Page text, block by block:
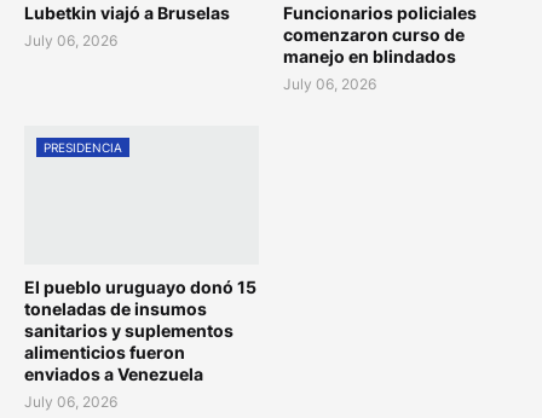
Lubetkin viajó a Bruselas
July 06, 2026
Funcionarios policiales
comenzaron curso de
manejo en blindados
July 06, 2026
PRESIDENCIA
El pueblo uruguayo donó 15
toneladas de insumos
sanitarios y suplementos
alimenticios fueron
enviados a Venezuela
July 06, 2026